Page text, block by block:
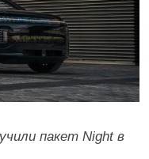
пакет Night в